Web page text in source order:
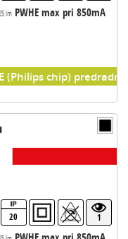
lmPWHE max pri 850mA
(Philips chip)
20 1